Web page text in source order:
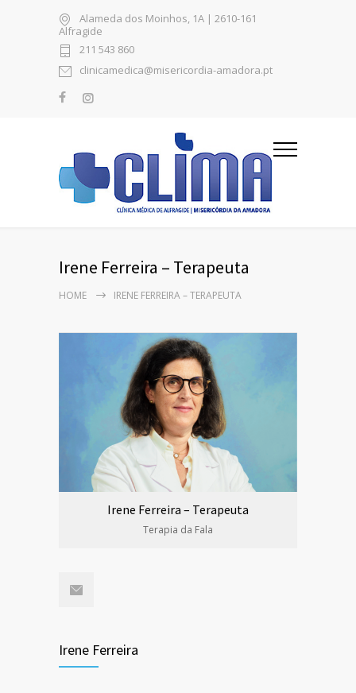
Alameda dos Moinhos, 1A | 2610-161
Alfragide
211 543 860
clinicamedica@misericordia-amadora.pt
Irene Ferreira – Terapeuta
HOME IRENE FERREIRA – TERAPEUTA
Irene Ferreira – Terapeuta
Terapia da Fala
Irene Ferreira